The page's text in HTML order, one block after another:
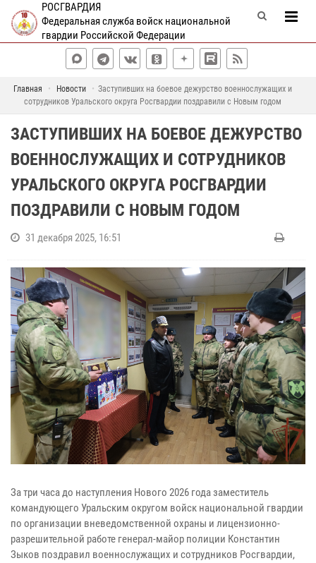
РОСГВАРДИЯ
Федеральная служба войск национальной
гвардии Российской Федерации
Главная Новости
Заступивших на боевое дежурство военнослужащих и
сотрудников Уральского округа Росгвардии поздравили с Новым годом
ЗАСТУПИВШИХ НА БОЕВОЕ ДЕЖУРСТВО
ВОЕННОСЛУЖАЩИХ И СОТРУДНИКОВ
УРАЛЬСКОГО ОКРУГА РОСГВАРДИИ
ПОЗДРАВИЛИ С НОВЫМ ГОДОМ
31 декабря 2025, 16:51
За три часа до наступления Нового 2026 года заместитель
командующего Уральским округом войск национальной гвардии
по организации вневедомственной охраны и лицензионно-
разрешительной работе генерал-майор полиции Константин
Зыков поздравил военнослужащих и сотрудников Росгвардии,